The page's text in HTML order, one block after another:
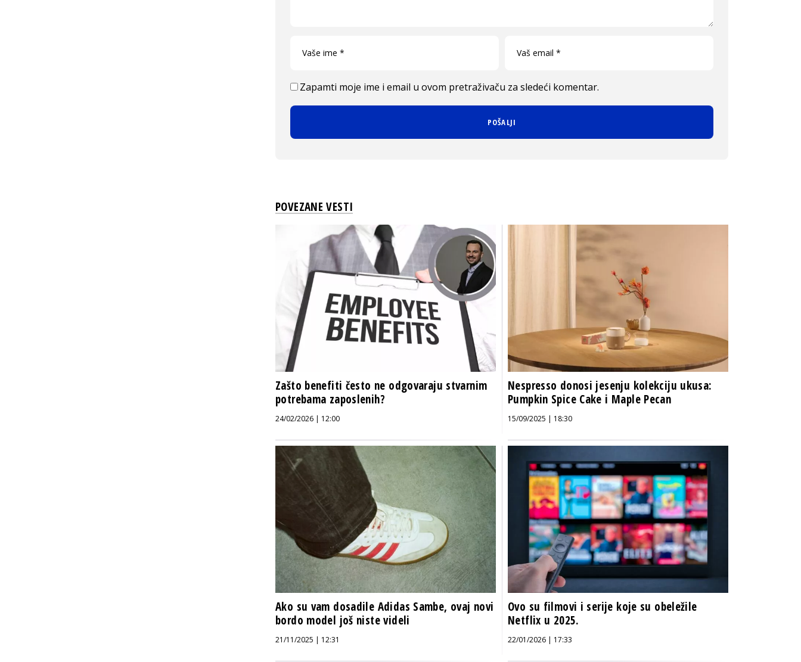
Zapamti moje ime i email u ovom pretraživaču za sledeći komentar.
POVEZANE VESTI
Zašto benefiti često ne odgovaraju stvarnim
potrebama zaposlenih?
24/02/2026 | 12:00
Nespresso donosi jesenju kolekciju ukusa:
Pumpkin Spice Cake i Maple Pecan
15/09/2025 | 18:30
Ako su vam dosadile Adidas Sambe, ovaj novi
bordo model još niste videli
21/11/2025 | 12:31
Ovo su filmovi i serije koje su obeležile
Netflix u 2025.
22/01/2026 | 17:33